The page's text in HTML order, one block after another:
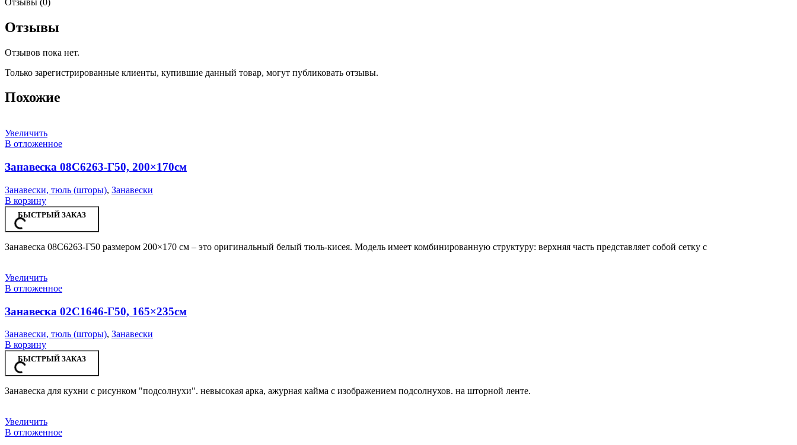
Отзывы
Отзывов пока нет.
Только зарегистрированные клиенты, купившие данный товар, могут публиковать отзывы.
Похожие
Увеличить
В отложенное
Занавеска 08С6263-Г50, 200×170см
Занавески, тюль (шторы), Занавески
В корзину
БЫСТРЫЙ ЗАКАЗ
Занавеска 08С6263-Г50 размером 200×170 см – это оригинальный белый тюль-кисея. Модель имеет комбинированную структуру: верхняя часть представляет собой сетку с
Увеличить
В отложенное
Занавеска 02С1646-Г50, 165×235см
Занавески, тюль (шторы), Занавески
В корзину
БЫСТРЫЙ ЗАКАЗ
Занавеска для кухни с рисунком "подсолнухи". невысокая арка, ажурная кайма с изображением подсолнухов. на шторной ленте.
Увеличить
В отложенное